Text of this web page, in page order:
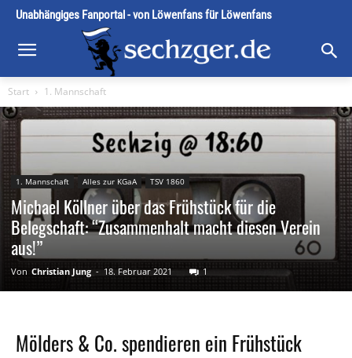
Unabhängiges Fanportal - von Löwenfans für Löwenfans
Start 1. Mannschaft
1. Mannschaft Alles zur KGaA TSV 1860
Michael Köllner über das Frühstück für die
Belegschaft: “Zusammenhalt macht diesen Verein
aus!”
Von Christian Jung - 18. Februar 2021 1
Mölders & Co. spendieren ein Frühstück